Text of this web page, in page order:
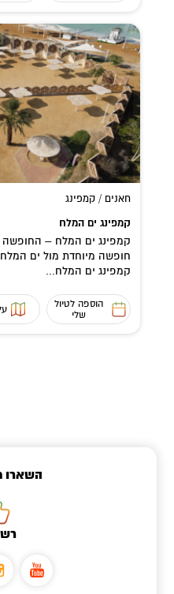
חאנים / קמפינג
קמפינג ים המלח
קמפינג ים המלח –
חופשה מיוחדת מול ים
קמפינג ים המלח...
הוספה לטיול
שלי
השארו